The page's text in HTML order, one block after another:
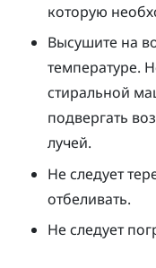
которую
Высушите на
температуре.
стиральной
подвергать
лучей.
Не следует
отбеливать.
Не следует